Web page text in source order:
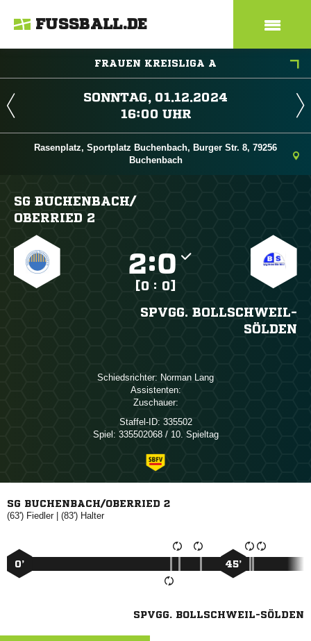
FUSSBALL.DE
FRAUEN KREISLIGA A
 
 
Rasenplatz, Sportplatz Buchenbach, Burger Str. 8, 79256
Buchenbach
SG BUCHENBACH/​
OBERRIED 2
:
[0 : 0]
SPVGG. BOLLSCHWEIL-
SÖLDEN
Schiedsrichter:  
Assistenten:
Zuschauer:
Staffel-ID: 335502
Spiel: 335502068 / 10. Spieltag
SG BUCHENBACH/OBERRIED 2
(63') | (83') 
0’ 45’
SPVGG. BOLLSCHWEIL-SÖLDEN